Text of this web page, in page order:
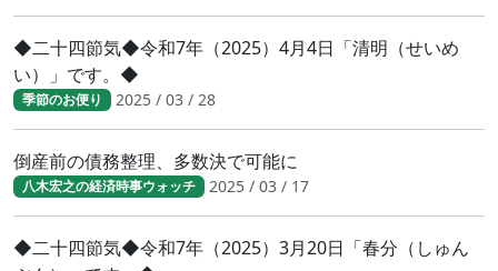
◆二十四節気◆令和7年（2025）4月4日「清明（せいめ
い）」です。◆
季節のお便り 2025 / 03 / 28
倒産前の債務整理、多数決で可能に
八木宏之の経済時事ウォッチ 2025 / 03 / 17
◆二十四節気◆令和7年（2025）3月20日「春分（しゅん